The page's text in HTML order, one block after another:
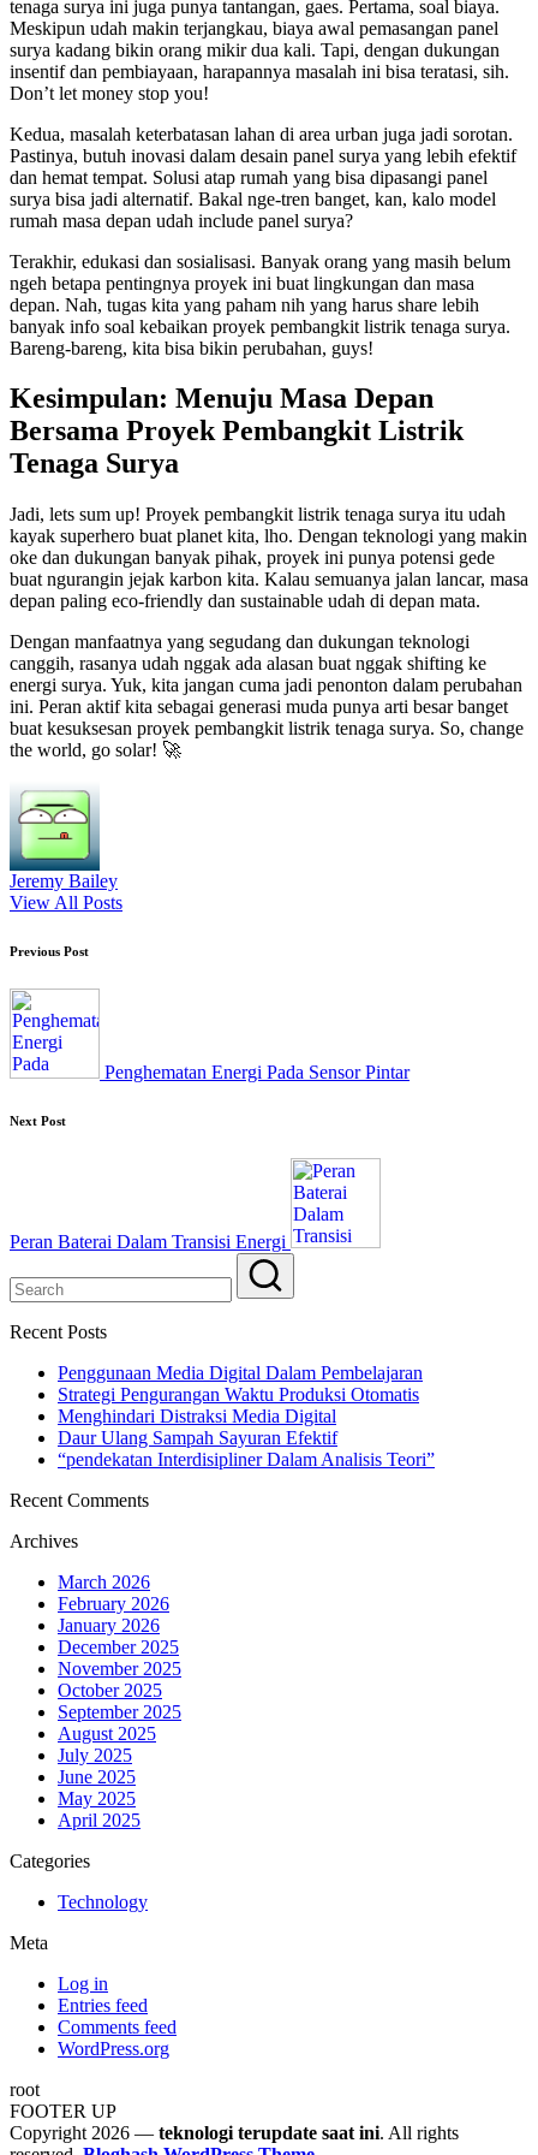
tenaga surya ini juga punya tantangan, gaes. Pertama, soal biaya.
Meskipun udah makin terjangkau, biaya awal pemasangan panel
surya kadang bikin orang mikir dua kali. Tapi, dengan dukungan
insentif dan pembiayaan, harapannya masalah ini bisa teratasi, sih.
Don’t let money stop you!
Kedua, masalah keterbatasan lahan di area urban juga jadi sorotan.
Pastinya, butuh inovasi dalam desain panel surya yang lebih efektif
dan hemat tempat. Solusi atap rumah yang bisa dipasangi panel
surya bisa jadi alternatif. Bakal nge-tren banget, kan, kalo model
rumah masa depan udah include panel surya?
Terakhir, edukasi dan sosialisasi. Banyak orang yang masih belum
ngeh betapa pentingnya proyek ini buat lingkungan dan masa
depan. Nah, tugas kita yang paham nih yang harus share lebih
banyak info soal kebaikan proyek pembangkit listrik tenaga surya.
Bareng-bareng, kita bisa bikin perubahan, guys!
Kesimpulan: Menuju Masa Depan
Bersama Proyek Pembangkit Listrik
Tenaga Surya
Jadi, lets sum up! Proyek pembangkit listrik tenaga surya itu udah
kayak superhero buat planet kita, lho. Dengan teknologi yang makin
oke dan dukungan banyak pihak, proyek ini punya potensi gede
buat ngurangin jejak karbon kita. Kalau semuanya jalan lancar, masa
depan paling eco-friendly dan sustainable udah di depan mata.
Dengan manfaatnya yang segudang dan dukungan teknologi
canggih, rasanya udah nggak ada alasan buat nggak shifting ke
energi surya. Yuk, kita jangan cuma jadi penonton dalam perubahan
ini. Peran aktif kita sebagai generasi muda punya arti besar banget
buat kesuksesan proyek pembangkit listrik tenaga surya. So, change
the world, go solar! 🚀
Jeremy Bailey
View All Posts
Post
navigation
Previous Post
Penghematan Energi Pada Sensor Pintar
Next Post
Peran Baterai Dalam Transisi Energi
Recent Posts
Penggunaan Media Digital Dalam Pembelajaran
Strategi Pengurangan Waktu Produksi Otomatis
Menghindari Distraksi Media Digital
Daur Ulang Sampah Sayuran Efektif
“pendekatan Interdisipliner Dalam Analisis Teori”
Recent Comments
Archives
March 2026
February 2026
January 2026
December 2025
November 2025
October 2025
September 2025
August 2025
July 2025
June 2025
May 2025
April 2025
Categories
Technology
Meta
Log in
Entries feed
Comments feed
WordPress.org
root
FOOTER UP
Copyright 2026 — teknologi terupdate saat ini. All rights